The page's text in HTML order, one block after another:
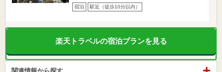
宿泊 駅近（徒歩10分以内）
楽天トラベルの宿泊プランを見る